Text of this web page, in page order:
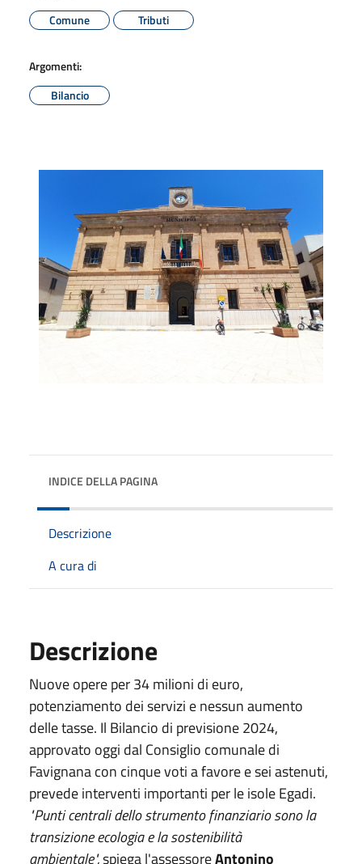
Comune
Tributi
Argomenti:
Bilancio
INDICE DELLA PAGINA
Descrizione
A cura di
Descrizione
Nuove opere per 34 milioni di euro,
potenziamento dei servizi e nessun aumento
delle tasse. Il Bilancio di previsione 2024,
approvato oggi dal Consiglio comunale di
Favignana con cinque voti a favore e sei astenuti,
prevede interventi importanti per le isole Egadi.
"Punti centrali dello strumento finanziario sono la
transizione ecologia e la sostenibilità
ambientale",spiega l'assessoreAntonino